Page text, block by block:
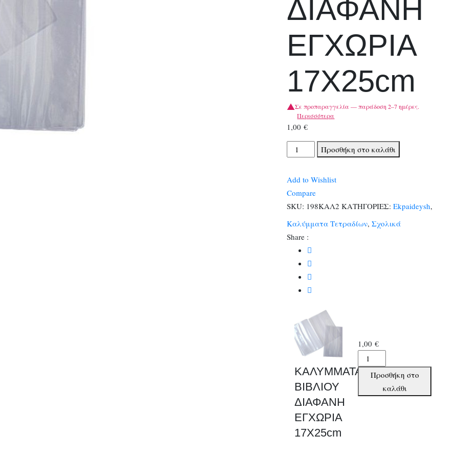
ΔΙΑΦΑΝΗ
ΕΓΧΩΡΙΑ
17Χ25cm
Σε προπαραγγελία — παράδοση 2–7 ημέρες.
Περισσότερα
1,00€
ΚΑΛΥΜΜΑΤΑ
ΒΙΒΛΙΟΥ
17Χ25cm
Προσθήκη στο καλάθι
Add to Wishlist
Compare
SKU: 198ΚΑΛ2 ΚΑΤΗΓΟΡΙΕΣ: Ekpaideysh,
Καλύμματα Τετραδίων,Σχολικά
Share :
ΚΑΛΥΜΜΑΤΑ
ΒΙΒΛΙΟΥ
ΔΙΑΦΑΝΗ
ΕΓΧΩΡΙΑ
17Χ25cm
1,00€
ΚΑΛΥΜΜΑΤΑ
ΒΙΒΛΙΟΥ
ΕΓΧΩΡΙΑ
Προσθήκη στο
καλάθι